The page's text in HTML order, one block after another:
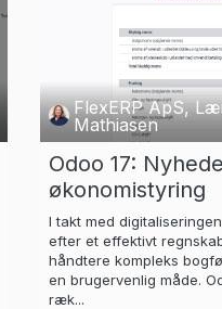
FlexERP ApS,
Mathiasen
Odoo 17:
økonomistyring
I takt med
efter et effektivt
håndtere kompleks
en brugervenlig måde.
ræk...